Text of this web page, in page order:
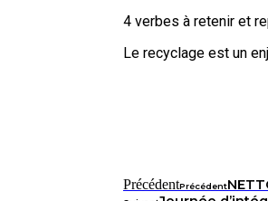
4 verbes à retenir et
Le recyclage est un
PrécédentPrécédent